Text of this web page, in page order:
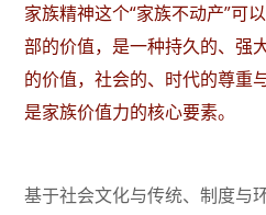
家族精神这个“家族不动产”可
部的价值，是一种持久的、强
的价值，社会的、时代的尊重
是家族价值力的核心要素。
基于社会文化与传统、制度与